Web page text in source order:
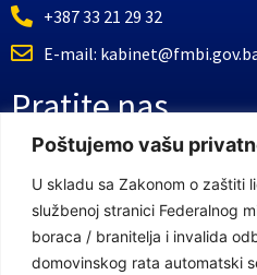
Poštujemo vašu
U skladu sa Zakonom o zaštiti
službenoj stranici Federalnog
boraca / branitelja i invalida
domovinskog rata automatski
+387 33 21 29 32
E-mail:
Pratite nas
Facebook Stranica
Youtube Kanal